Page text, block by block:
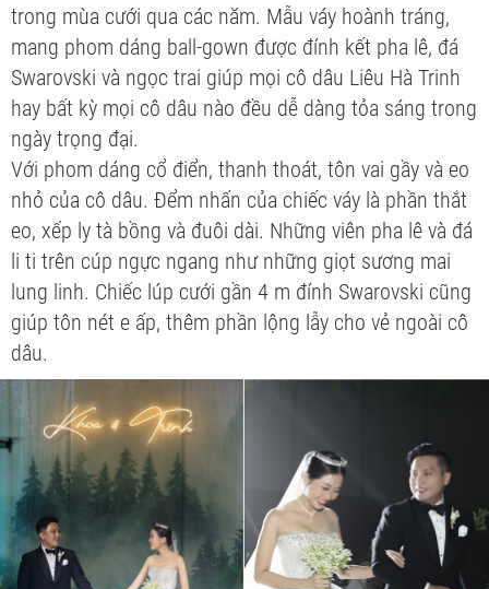
trong mùa cưới qua các năm. Mẫu váy hoành tráng,
mang phom dáng ball-gown được đính kết pha lê, đá
Swarovski và ngọc trai giúp mọi cô dâu Liêu Hà Trinh
hay bất kỳ mọi cô dâu nào đều dễ dàng tỏa sáng trong
ngày trọng đại.
Với phom dáng cổ điển, thanh thoát, tôn vai gầy và eo
nhỏ của cô dâu. Đểm nhấn của chiếc váy là phần thắt
eo, xếp ly tà bồng và đuôi dài. Những viên pha lê và đá
li ti trên cúp ngực ngang như những giọt sương mai
lung linh. Chiếc lúp cưới gần 4 m đính Swarovski cũng
giúp tôn nét e ấp, thêm phần lộng lẫy cho vẻ ngoài cô
dâu.